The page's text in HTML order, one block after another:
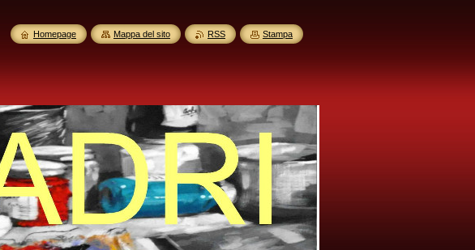
Homepage Mappa del sito RSS Stampa